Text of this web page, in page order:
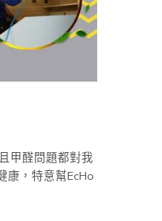
甲醛問題都對我
康，特意幫EcHo